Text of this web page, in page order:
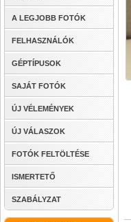
A LEGJOBB FOTÓK
FELHASZNÁLÓK
GÉPTÍPUSOK
SAJÁT FOTÓK
ÚJ VÉLEMÉNYEK
ÚJ VÁLASZOK
FOTÓK FELTÖLTÉSE
ISMERTETŐ
SZABÁLYZAT